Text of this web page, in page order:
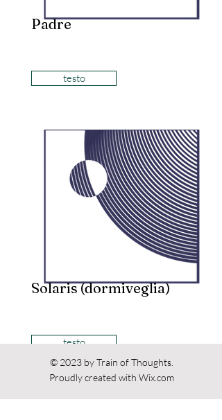
Padre
testo
Solaris (dormiveglia)
testo
© 2023 by Train of Thoughts.
Proudly created with Wix.com